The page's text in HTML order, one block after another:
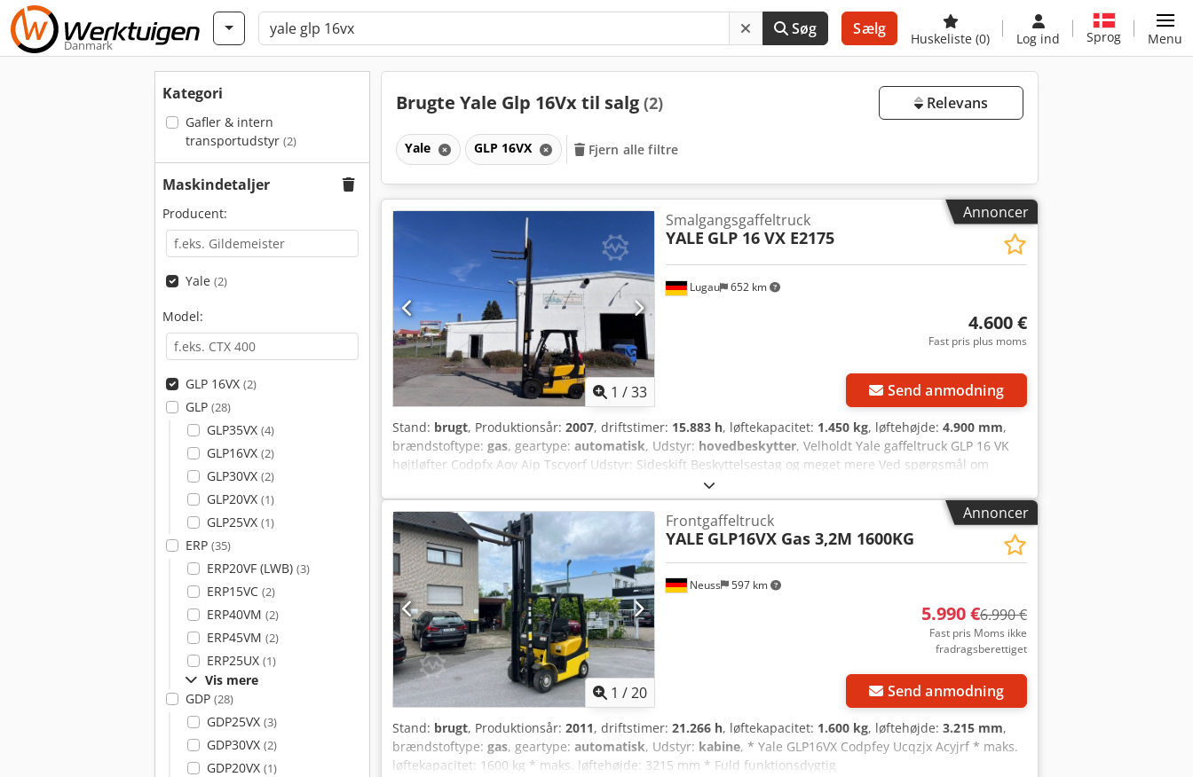
Danmark
Søg Sælg
Huskeliste (0) Log ind Sprog Menu
Kategori
Gafler & intern
transportudstyr (2)
Maskindetaljer
Producent:
Yale (2)
Model:
GLP 16VX (2)
GLP (28)
GLP35VX (4)
GLP16VX (2)
GLP30VX (2)
GLP20VX (1)
GLP25VX (1)
ERP (35)
ERP20VF (LWB) (3)
ERP15VC (2)
ERP40VM (2)
ERP45VM (2)
ERP25UX (1)
Vis mere
GDP (28)
GDP25VX (3)
GDP30VX (2)
GDP20VX (1)
Brugte Yale Glp 16Vx til salg (2) Relevans
Yale GLP 16VX Fjern alle filtre
Annoncer
1 /33
Lugau 652 km
Smalgangsgaffeltruck
YALE GLP 16 VX E2175
4.600 €
Fast pris plus moms
Send anmodning
Stand: brugt, Produktionsår: 2007, driftstimer: 15.883 h, løftekapacitet: 1.450 kg, løftehøjde: 4.900 mm,
brændstoftype: gas, geartype: automatisk, Udstyr: hovedbeskytter, Velholdt Yale gaffeltruck GLP 16 VK
højtløfter Codpfx Aoy Aip Tscyorf Udstyr: Sideskift Beskyttelsestag og meget mere Ved spørgsmål om
udstyret, ring venligst. Forbehold for fejl og mellemsalg!
Annoncer
1 /20
Neuss 597 km
Frontgaffeltruck
YALE GLP16VX Gas 3,2M 1600KG
5.990 €6.990 €
Fast pris Moms ikke
fradragsberettiget
Send anmodning
Stand: brugt, Produktionsår: 2011, driftstimer: 21.266 h, løftekapacitet: 1.600 kg, løftehøjde: 3.215 mm,
brændstoftype: gas, geartype: automatisk, Udstyr: kabine, * Yale GLP16VX Codpfey Ucqzjx Acyjrf * maks.
løftekapacitet: 1600 kg * maks. løftehøjde: 3215 mm * Fuld funktionsdygtig